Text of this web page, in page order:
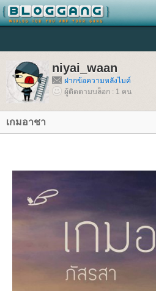
niyai_waan
ฝากข้อความหลังไมค์
ผู้ติดตามบล็อก : 1 คน
เกมอาชา